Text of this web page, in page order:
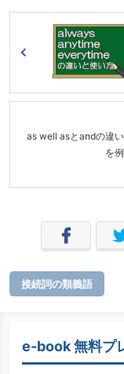
as well asとandの違
を
接続詞の類義語
e-book 無料プ